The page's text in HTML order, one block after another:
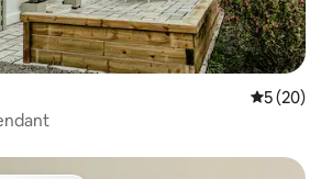
Note
5 (20)